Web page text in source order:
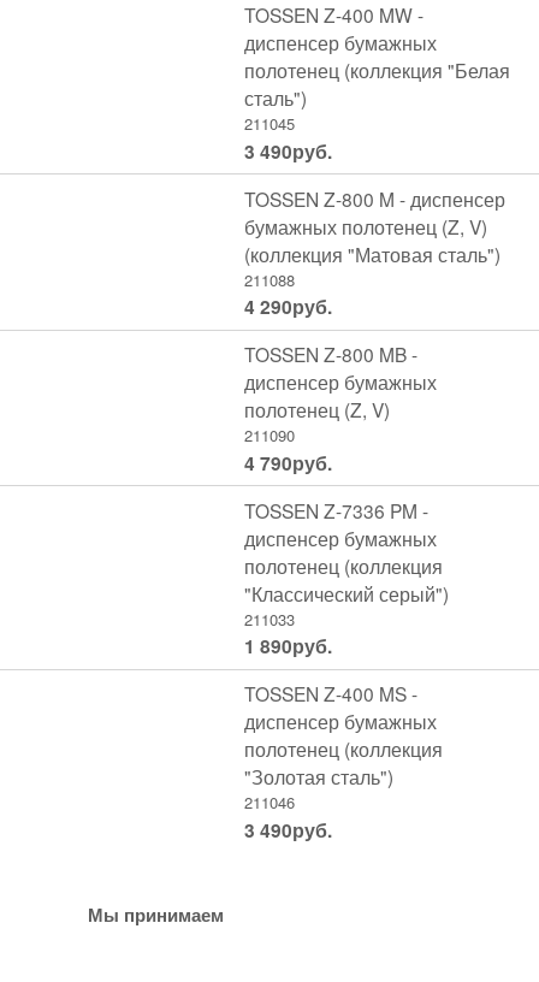
TOSSEN Z-400 MW -
диспенсер бумажных
полотенец (коллекция "Белая
сталь")
211045
3 490руб.
TOSSEN Z-800 M - диспенсер
бумажных полотенец (Z, V)
(коллекция "Матовая сталь")
211088
4 290руб.
TOSSEN Z-800 MB -
диспенсер бумажных
полотенец (Z, V)
211090
4 790руб.
TOSSEN Z-7336 PM -
диспенсер бумажных
полотенец (коллекция
"Классический серый")
211033
1 890руб.
TOSSEN Z-400 MS -
диспенсер бумажных
полотенец (коллекция
"Золотая сталь")
211046
3 490руб.
Мы принимаем